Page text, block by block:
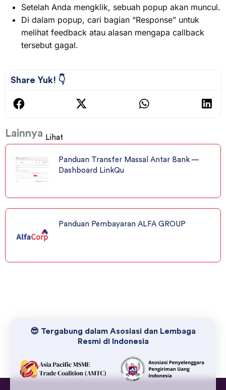
Setelah Anda mengklik, sebuah popup akan muncul.
Di dalam popup, cari bagian “Response” untuk
melihat feedback atau alasan mengapa callback
tersebut gagal.
Share Yuk! 👇
Lainnya Lihat
Panduan Transfer Massal Antar Bank —
Dashboard LinkQu
Panduan Pembayaran ALFA GROUP
😎 Tergabung dalam Asosiasi dan Lembaga
Resmi di Indonesia